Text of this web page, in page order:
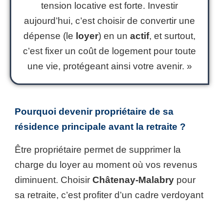
tension locative est forte. Investir
aujourd’hui, c’est choisir de convertir une
dépense (le loyer) en un actif, et surtout,
c’est fixer un coût de logement pour toute
une vie, protégeant ainsi votre avenir. »
Pourquoi devenir propriétaire de sa
résidence principale avant la retraite ?
Être propriétaire permet de supprimer la
charge du loyer au moment où vos revenus
diminuent. Choisir Châtenay-Malabry pour
sa retraite, c’est profiter d’un cadre verdoyant